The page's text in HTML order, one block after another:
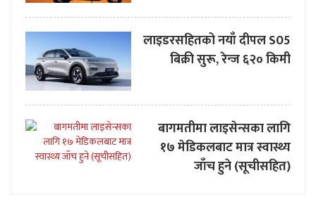
लाइडरसहितको नयाँ दीपल S05
बिक्री सुरू, रेन्ज ६२० किमी
बागमतीमा लाइसेन्सका लागि
१७ मेडिकलबाट मात्र स्वास्थ्य
जाँच हुने (सूचीसहित)